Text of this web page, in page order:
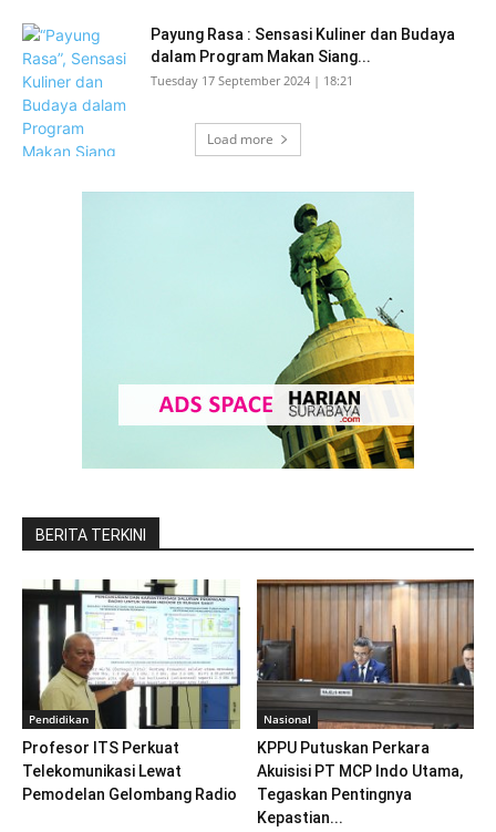
Payung Rasa : Sensasi Kuliner dan Budaya
dalam Program Makan Siang...
Tuesday 17 September 2024 | 18:21
Load more
BERITA TERKINI
Pendidikan
Profesor ITS Perkuat
Telekomunikasi Lewat
Pemodelan Gelombang Radio
Nasional
KPPU Putuskan Perkara
Akuisisi PT MCP Indo Utama,
Tegaskan Pentingnya
Kepastian...